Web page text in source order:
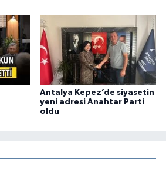
Antalya Kepez’de siyasetin
yeni adresi Anahtar Parti
oldu